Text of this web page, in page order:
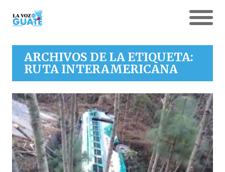
ARCHIVOS DE LA ETIQUETA:
RUTA INTERAMERICANA